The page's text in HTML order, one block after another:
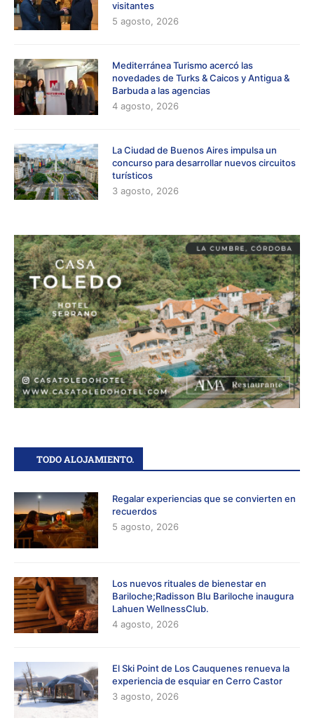
visitantes
5 agosto, 2026
Mediterránea Turismo acercó las
novedades de Turks & Caicos y Antigua &
Barbuda a las agencias
4 agosto, 2026
La Ciudad de Buenos Aires impulsa un
concurso para desarrollar nuevos circuitos
turísticos
3 agosto, 2026
TODO ALOJAMIENTO.
Regalar experiencias que se convierten en
recuerdos
5 agosto, 2026
Los nuevos rituales de bienestar en
Bariloche;Radisson Blu Bariloche inaugura
Lahuen WellnessClub.
4 agosto, 2026
El Ski Point de Los Cauquenes renueva la
experiencia de esquiar en Cerro Castor
3 agosto, 2026